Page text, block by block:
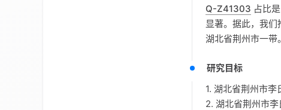
Q-Z41303 占比
显著。据此，我们
湖北省荆州市一带。
研究目标
1. 湖北省荆州市李
2. 湖北省荆州市李